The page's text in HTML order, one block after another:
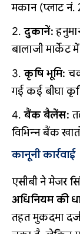
मकान (प्लाट नं.
दुकानें:
बालाजी मार्केट
कृषि भूमि:
गई कई बीघा
बैंक बैलेंस:
विभिन्न बैंक
कानूनी कार्रवाई
एसीबी ने मेजर
अधिनियम की
तहत मुकदमा